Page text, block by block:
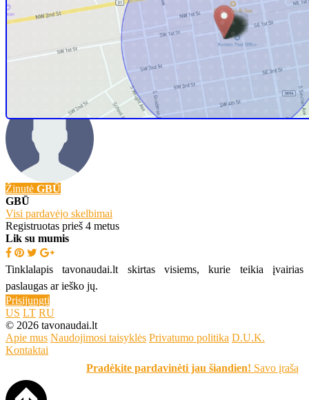
+3704645xxxx
Žinutė GBŪ
GBŪ
Visi pardavėjo skelbimai
Registruotas prieš 4 metus
Lik su mumis
Tinklalapis tavonaudai.lt skirtas visiems, kurie teikia įvairias
paslaugas ar ieško jų.
Prisijungti
US LT RU
© 2026 tavonaudai.lt
Apie mus Naudojimosi taisyklės Privatumo politika D.U.K.
Kontaktai
Pradėkite pardavinėti jau šiandien! Savo įrašą